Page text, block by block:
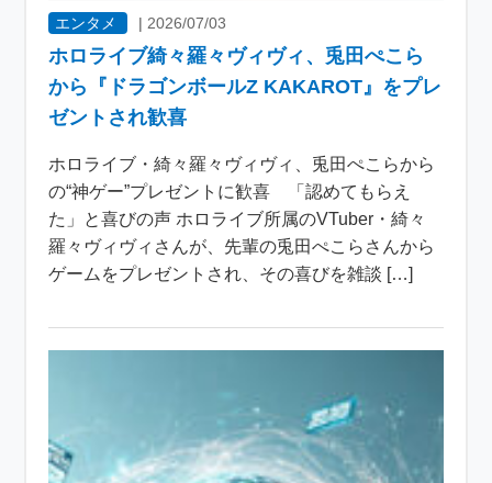
エンタメ | 2026/07/03
ホロライブ綺々羅々ヴィヴィ、兎田ぺこら
から『ドラゴンボールZ KAKAROT』をプレ
ゼントされ歓喜
ホロライブ・綺々羅々ヴィヴィ、兎田ぺこらから
の“神ゲー”プレゼントに歓喜 「認めてもらえ
た」と喜びの声 ホロライブ所属のVTuber・綺々
羅々ヴィヴィさんが、先輩の兎田ぺこらさんから
ゲームをプレゼントされ、その喜びを雑談 […]